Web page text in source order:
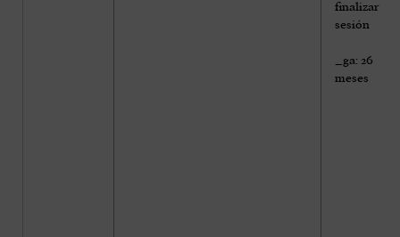
finalizar
sesión
_ga: 26
meses